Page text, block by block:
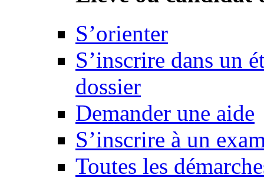
S’orienter
S’inscrire dans un
dossier
Demander une aide
S’inscrire à un
Toutes les